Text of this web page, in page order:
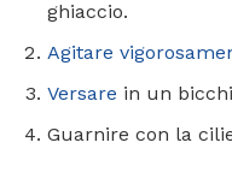
ghiaccio.
Agitare
Versare in un
Guarnire con la